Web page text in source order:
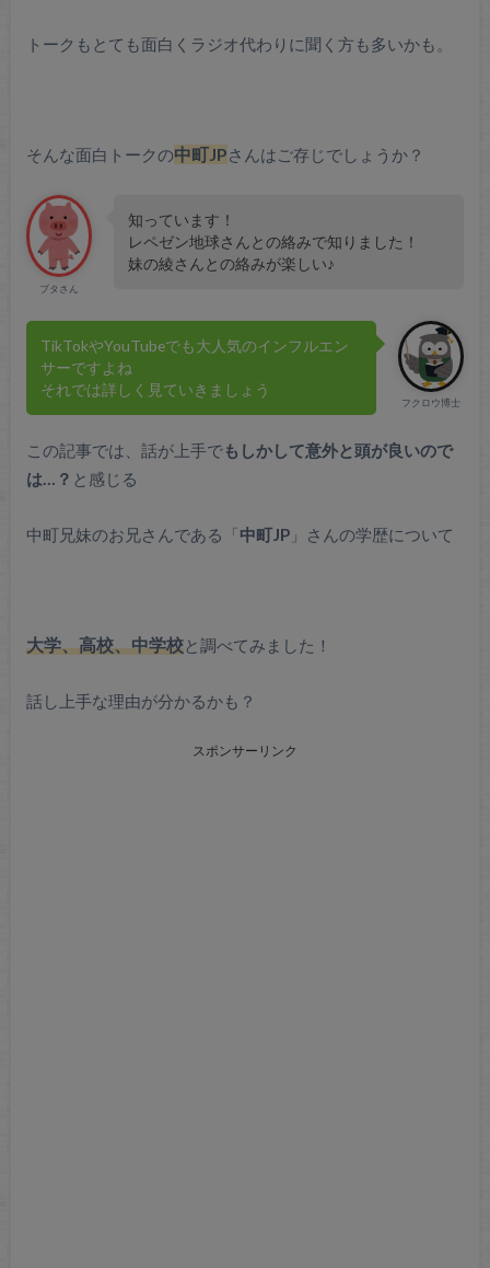
トークもとても面白くラジオ代わりに聞く方も多いかも。
そんな面白トークの中町JPさんはご存じでしょうか？
ブタさん
知っています！
レペゼン地球さんとの絡みで知りました！
妹の綾さんとの絡みが楽しい♪
フクロウ博士
TikTokやYouTubeでも大人気のインフルエン
サーですよね
それでは詳しく見ていきましょう
この記事では、話が上手でもしかして意外と頭が良いので
は…？ と感じる
中町兄妹のお兄さんである「中町JP」さんの学歴について
大学、高校、中学校と調べてみました！
話し上手な理由が分かるかも？
スポンサーリンク